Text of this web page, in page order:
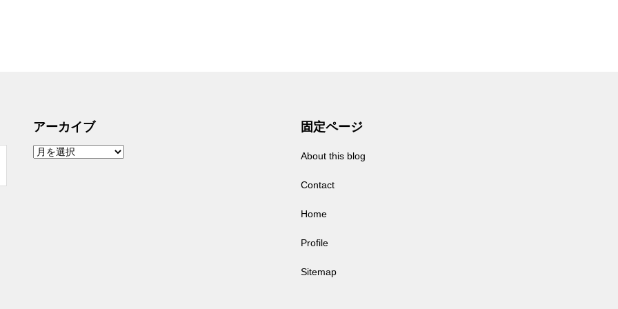
アーカイブ
ア
ー
固定ページ
About this blog
Contact
Home
Profile
Sitemap